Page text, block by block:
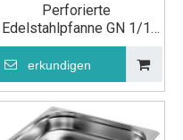
Perforierte
Edelstahlpfanne GN 1/1
65 mm
erkundigen